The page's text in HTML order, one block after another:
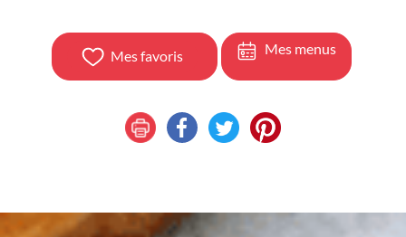
Mes favoris Mes menus